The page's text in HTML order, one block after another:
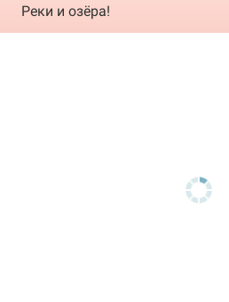
Реки и озёра!